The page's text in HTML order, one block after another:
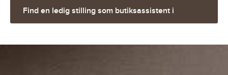
Find en ledig stilling som butiksassistent i